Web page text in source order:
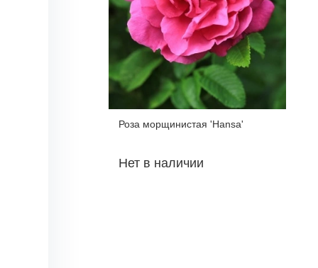
Роза морщинистая 'Hansa'
Нет в наличии